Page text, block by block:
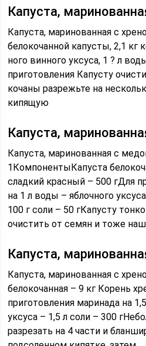
Капуста,
Капуста, маринованная с
белокочанной капусты, 2,1 кг
ного винного уксуса, 1 ? л
приготовления Капусту
кочаны разрежьте на
кипящую
Капуста,
Капуста, маринованная с
1КомпонентыКапуста
сладкий красный – 500 гДля
на 1 л воды – яблочного
100 г соли – 50 гКапусту
очистить от семян и тоже
Капуста,
Капуста, маринованная с
белокочанная – 9 кг Корень
приготовления маринада на
уксуса – 1,5 л соли – 300
разрезать на 4 части и